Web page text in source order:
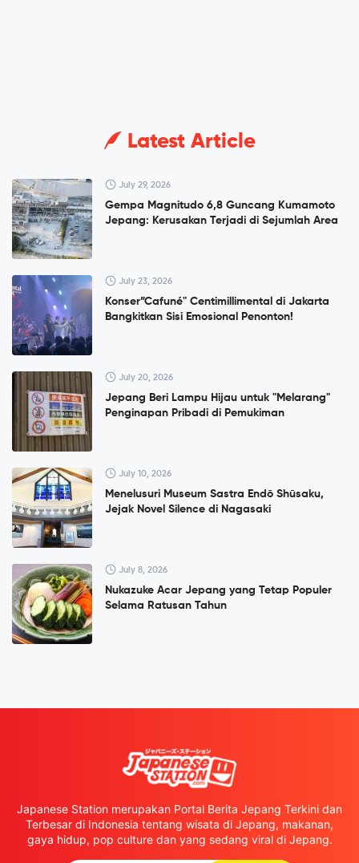
Latest Article
July 29, 2026
Gempa Magnitudo 6,8 Guncang Kumamoto
Jepang: Kerusakan Terjadi di Sejumlah Area
July 23, 2026
Konser”Cafuné" Centimillimental di Jakarta
Bangkitkan Sisi Emosional Penonton!
July 20, 2026
Jepang Beri Lampu Hijau untuk "Melarang"
Penginapan Pribadi di Pemukiman
July 10, 2026
Menelusuri Museum Sastra Endō Shūsaku,
Jejak Novel Silence di Nagasaki
July 8, 2026
Nukazuke Acar Jepang yang Tetap Populer
Selama Ratusan Tahun
Japanese Station merupakan Portal Berita Jepang Terkini dan
Terbesar di Indonesia tentang wisata di Jepang, makanan,
gaya hidup, pop culture dan yang sedang viral di Jepang.